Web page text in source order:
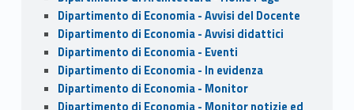
Dipartimento di Economia - Avvisi del Docente
Dipartimento di Economia - Avvisi didattici
Dipartimento di Economia - Eventi
Dipartimento di Economia - In evidenza
Dipartimento di Economia - Monitor